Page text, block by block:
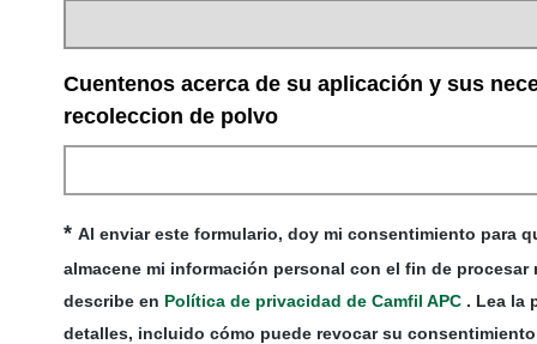
Cuentenos acerca de su aplicación y sus
recoleccion de polvo
* Al enviar este formulario, doy mi consentimiento para
almacene mi información personal con el fin de
describe en Política de privacidad de Camfil APC. Lea la
detalles, incluido cómo puede revocar su